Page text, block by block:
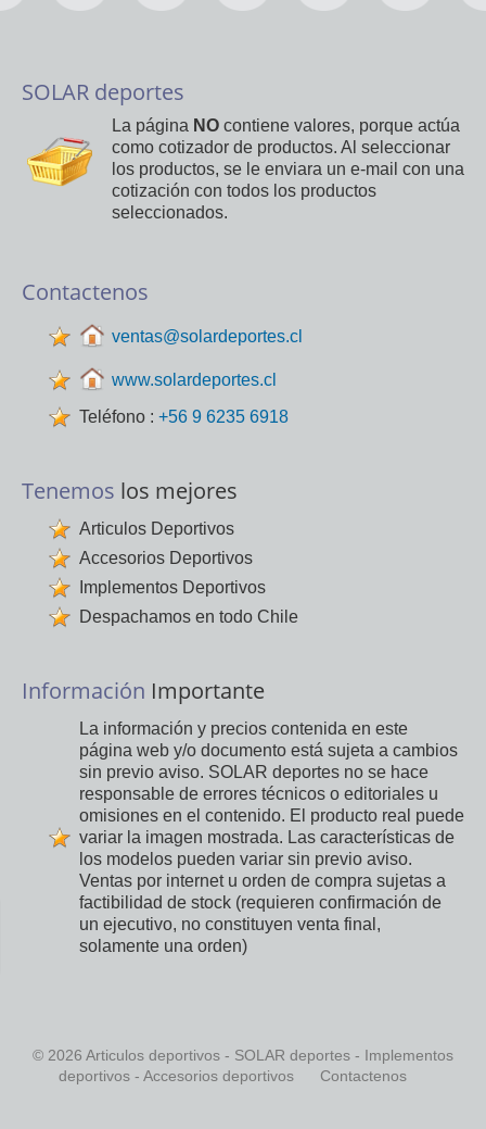
SOLAR deportes
La página NO contiene valores, porque actúa
como cotizador de productos. Al seleccionar
los productos, se le enviara un e-mail con una
cotización con todos los productos
seleccionados.
Contactenos
ventas@solardeportes.cl
www.solardeportes.cl
Teléfono : +56 9 6235 6918
Tenemos los mejores
Articulos Deportivos
Accesorios Deportivos
Implementos Deportivos
Despachamos en todo Chile
Información Importante
La información y precios contenida en este
página web y/o documento está sujeta a cambios
sin previo aviso. SOLAR deportes no se hace
responsable de errores técnicos o editoriales u
omisiones en el contenido. El producto real puede
variar la imagen mostrada. Las características de
los modelos pueden variar sin previo aviso.
Ventas por internet u orden de compra sujetas a
factibilidad de stock (requieren confirmación de
un ejecutivo, no constituyen venta final,
solamente una orden)
© 2026 Articulos deportivos - SOLAR deportes - Implementos
deportivos - Accesorios deportivos
Contactenos